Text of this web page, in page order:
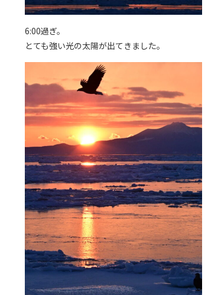
6:00過ぎ。
とても強い光の太陽が出てきました。